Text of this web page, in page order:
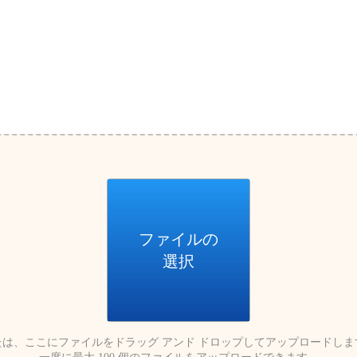
ファイルの
選択
は、ここにファイルをドラッグ アンド ドロップしてアップロードしま